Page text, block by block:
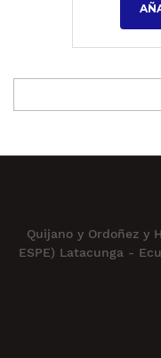
Quijano y Ordoñez y
ESPE) Latacunga -